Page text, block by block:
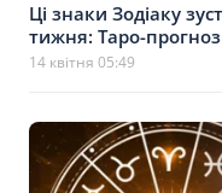
Ці знаки Зодіаку
тижня: Таро-прогноз
14 квітня 05:49